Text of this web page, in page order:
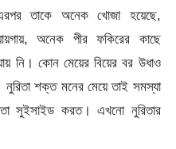
তাকে অনেক খোজা হয়েছে,
অনেক পীর ফকিরের কাছে
নি। কোন মেয়ের বিয়ের বর উধাও
শক্ত মনের মেয়ে তাই সমস্যা
সুইসাইড করত। এখনো নুরিতার